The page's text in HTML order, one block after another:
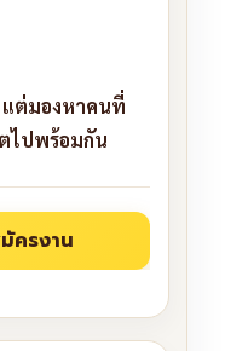
แต่มองหาคนที่
ไปพร้อมกัน